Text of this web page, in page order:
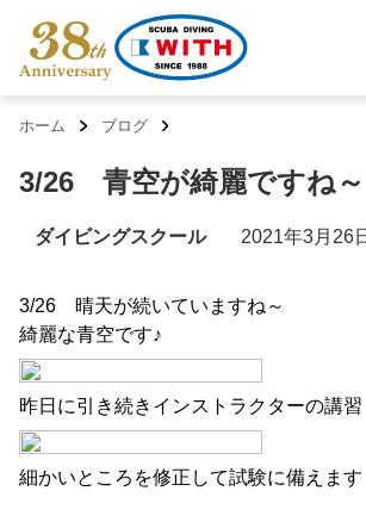
ホーム ブログ
3/26 青空が綺麗ですね～
ダイビングスクール 2021年3月26
3/26 晴天が続いていますね～
綺麗な青空です♪
昨日に引き続きインストラクターの講習
細かいところを修正して試験に備えます